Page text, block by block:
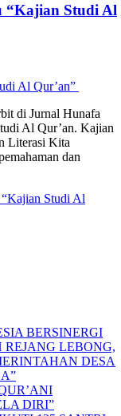
“Kajian Studi Al
Al Qur’an”
di Jurnal Hunafa
Al Qur’an. Kajian
Literasi Kita
dan
Studi Al
BERSINERGI
LEBONG,
DESA
DIRI”